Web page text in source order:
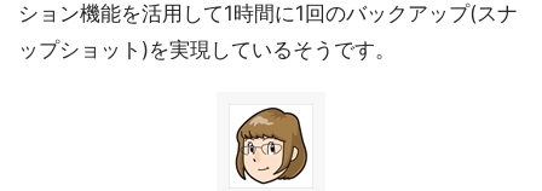
ション機能を活用して1時間に1回のバックアップ(スナ
ップショット)を実現しているそうです。